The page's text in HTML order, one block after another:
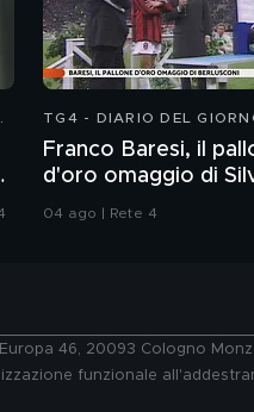
TG4 - DIARIO DEL
Franco Baresi, il
d'oro omaggio di
Berlusconi
04 ago | Rete 4
46, 20093 Cologno
funzionale